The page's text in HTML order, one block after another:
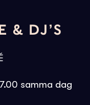
& DJ’S
samma dag